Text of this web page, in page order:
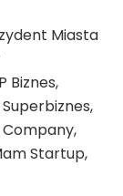
Miasta
Biznes,
Company,
Startup,